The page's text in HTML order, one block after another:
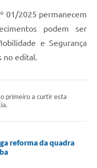
01/2025 permanecem
podem ser
e Segurança
edital.
o primeiro a curtir esta
reforma da quadra